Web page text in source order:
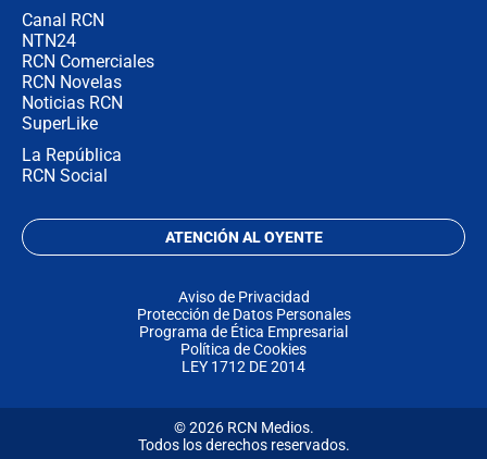
Canal RCN
NTN24
RCN Comerciales
RCN Novelas
Noticias RCN
SuperLike
La República
RCN Social
ATENCIÓN AL OYENTE
Aviso de Privacidad
Protección de Datos Personales
Programa de Ética Empresarial
Política de Cookies
LEY 1712 DE 2014
© 2026 RCN Medios.
Todos los derechos reservados.